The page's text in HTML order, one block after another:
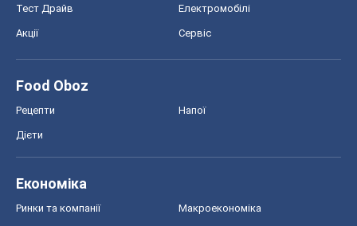
Тест Драйв Електромобілі
Акції Сервіс
Food Oboz
Рецепти Напої
Дієти
Економіка
Ринки та компанії Макроекономіка